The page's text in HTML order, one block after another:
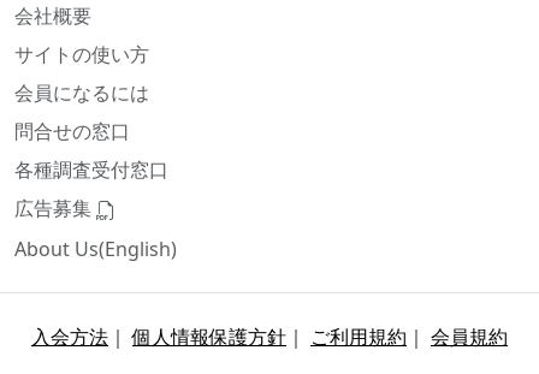
会社概要
サイトの使い方
会員になるには
問合せの窓口
各種調査受付窓口
広告募集
About Us(English)
入会方法 ｜個人情報保護方針 ｜ ご利用規約 ｜ 会員規約